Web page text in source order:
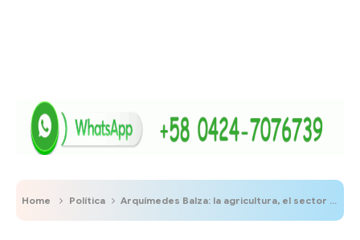
Home Política Arquímedes Balza: la agricultura, el sector ganadero y el turismo son nuestras principales actividades económicas